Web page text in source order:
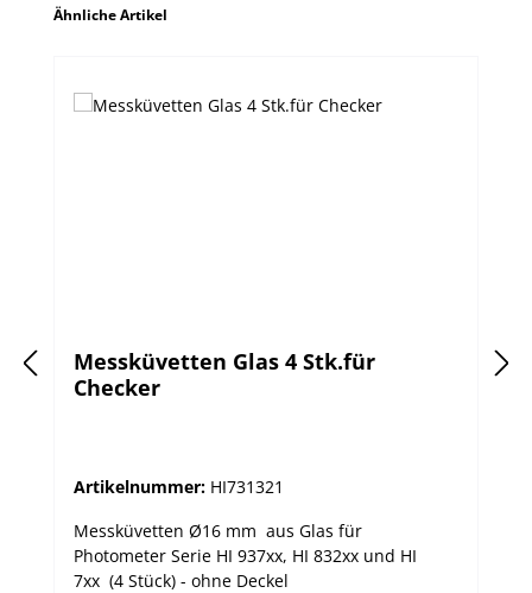
Produktgalerie überspringen
Ähnliche Artikel
Messküvetten Glas 4 Stk.für
Checker
Artikelnummer: HI731321
Messküvetten Ø16 mm aus Glas für
Photometer Serie HI 937xx, HI 832xx und HI
7xx (4 Stück) - ohne Deckel